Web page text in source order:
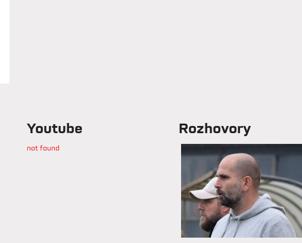
Youtube
not found
Rozhovory